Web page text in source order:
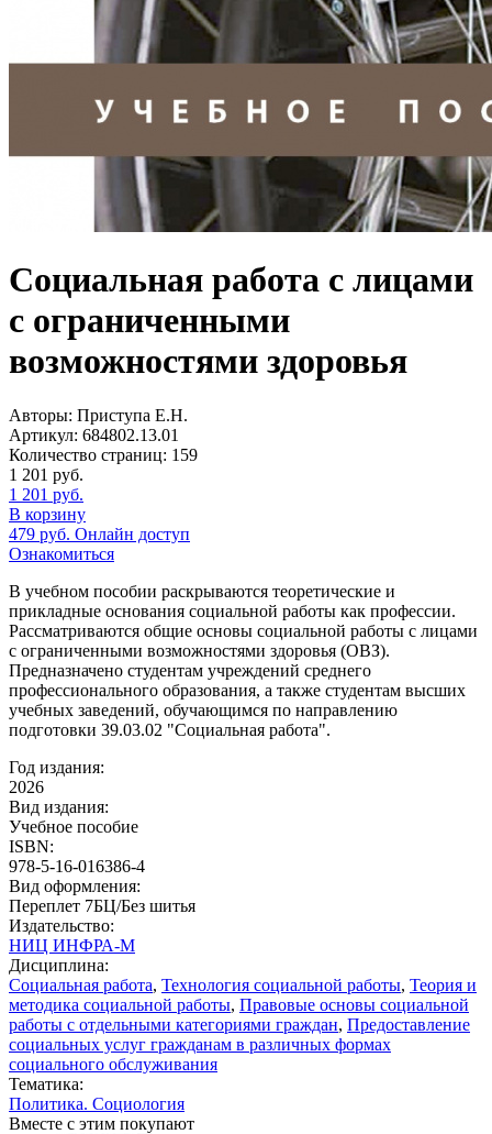
Социальная работа с лицами
с ограниченными
возможностями здоровья
Авторы: Приступа Е.Н.
Артикул: 684802.13.01
Количество страниц: 159
1 201 руб.
1 201 руб.
В корзину
479 руб. Онлайн доступ
Ознакомиться
В учебном пособии раскрываются теоретические и
прикладные основания социальной работы как профессии.
Рассматриваются общие основы социальной работы с лицами
с ограниченными возможностями здоровья (ОВЗ).
Предназначено студентам учреждений среднего
профессионального образования, а также студентам высших
учебных заведений, обучающимся по направлению
подготовки 39.03.02 "Социальная работа".
Год издания:
2026
Вид издания:
Учебное пособие
ISBN:
978-5-16-016386-4
Вид оформления:
Переплет 7БЦ/Без шитья
Издательство:
НИЦ ИНФРА-М
Дисциплина:
Социальная работа, Технология социальной работы, Теория и
методика социальной работы, Правовые основы социальной
работы с отдельными категориями граждан, Предоставление
социальных услуг гражданам в различных формах
социального обслуживания
Тематика:
Политика. Социология
Вместе с этим покупают